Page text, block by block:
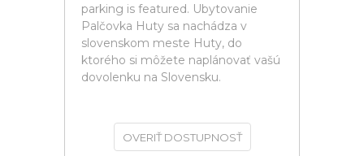
parking is featured. Ubytovanie
Palčovka Huty sa nachádza v
slovenskom meste Huty, do
ktorého si môžete naplánovať vašú
dovolenku na Slovensku.
OVERIŤ DOSTUPNOSŤ